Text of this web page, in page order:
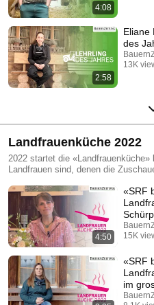
4:08
2:58
Eliane
des
13K
Landfrauenküche 2022
2022 startet die
Landfrauen sind, denen die
4:50
«SRF
15K
«SRF
im